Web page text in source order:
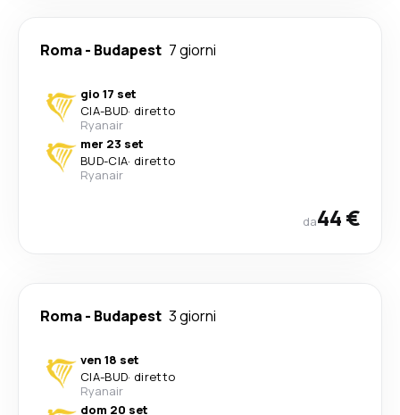
Roma- Budapest 7 giorni
gio 17 set
CIA-BUD· diretto
Ryanair
mer 23 set
BUD-CIA· diretto
Ryanair
da44 €
Roma- Budapest 3 giorni
ven 18 set
CIA-BUD· diretto
Ryanair
dom 20 set